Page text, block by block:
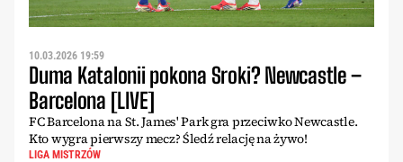
10.03.2026 19:59
Duma Katalonii pokona Sroki? Newcastle –
Barcelona [LIVE]
FC Barcelona na St. James' Park gra przeciwko Newcastle.
Kto wygra pierwszy mecz? Śledź relację na żywo!
LIGA MISTRZÓW